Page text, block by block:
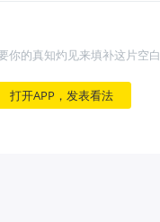
你的真知灼见来填补这片空白
打开APP，发表看法